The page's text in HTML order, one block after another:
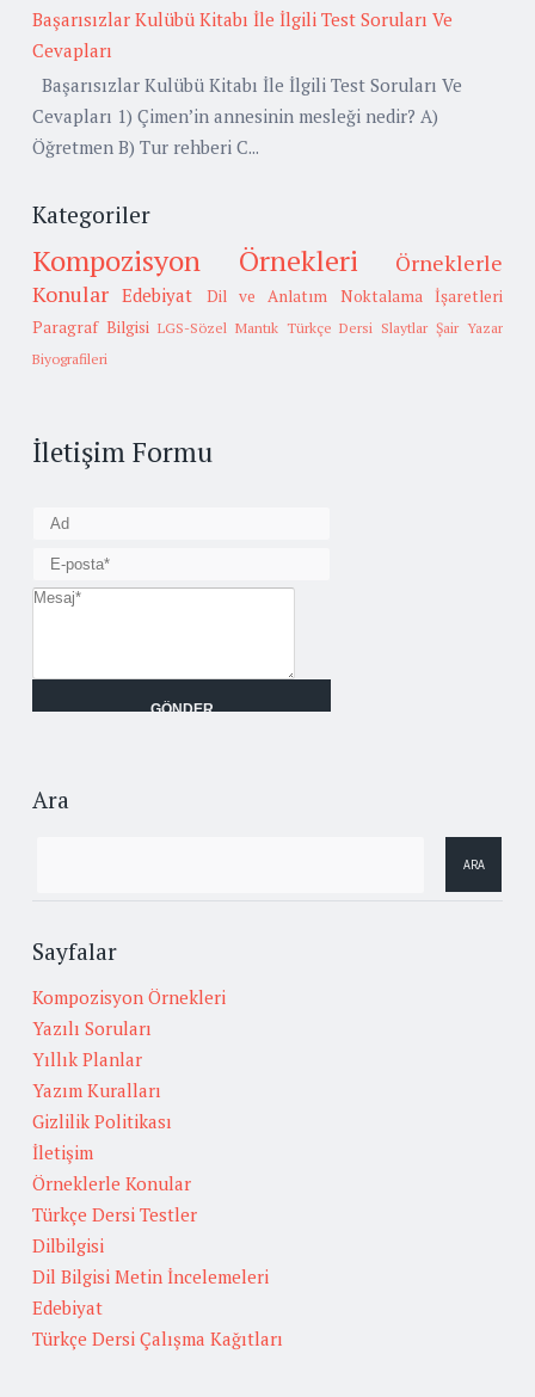
Başarısızlar Kulübü Kitabı İle İlgili Test Soruları Ve
Cevapları
Başarısızlar Kulübü Kitabı İle İlgili Test Soruları Ve
Cevapları 1) Çimen’in annesinin mesleği nedir? A)
Öğretmen B) Tur rehberi C...
Kategoriler
Kompozisyon Örnekleri
Örneklerle
Konular Edebiyat Dil ve Anlatım
Noktalama İşaretleri
Paragraf Bilgisi LGS-Sözel Mantık Türkçe Dersi Slaytlar Şair Yazar
Biyografileri
İletişim Formu
Ara
Sayfalar
Kompozisyon Örnekleri
Yazılı Soruları
Yıllık Planlar
Yazım Kuralları
Gizlilik Politikası
İletişim
Örneklerle Konular
Türkçe Dersi Testler
Dilbilgisi
Dil Bilgisi Metin İncelemeleri
Edebiyat
Türkçe Dersi Çalışma Kağıtları